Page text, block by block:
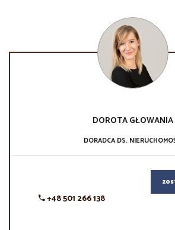
DOROTAGŁOWANIA
DORADCA DS.
+48 501 266 138